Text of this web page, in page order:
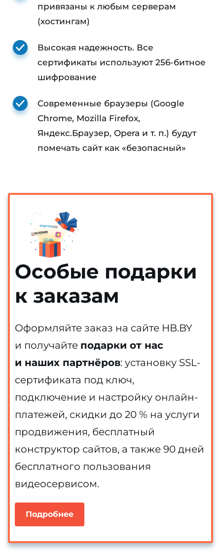
привязаны к любым серверам
(хостингам)
Высокая надежность. Все
сертификаты используют 256-битное
шифрование
Современные браузеры (Google
Chrome, Mozilla Firefox,
Яндекс.Браузер, Opera и т. п.) будут
помечать сайт как «безопасный»
Особые подарки
к заказам
Оформляйте заказ на сайте HB.BY
и получайте подарки от нас
и наших партнёров: установку SSL-
сертификата под ключ,
подключение и настройку онлайн-
платежей, скидки до 20 % на услуги
продвижения, бесплатный
конструктор сайтов, а также 90 дней
бесплатного пользования
видеосервисом.
Подробнее